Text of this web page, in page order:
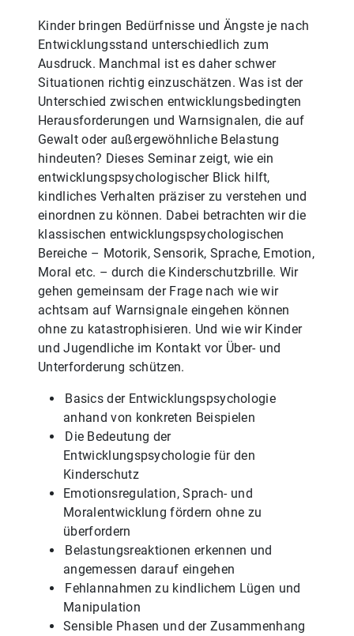
Kinder bringen Bedürfnisse und Ängste je nach
Entwicklungsstand unterschiedlich zum
Ausdruck. Manchmal ist es daher schwer
Situationen richtig einzuschätzen. Was ist der
Unterschied zwischen entwicklungsbedingten
Herausforderungen und Warnsignalen, die auf
Gewalt oder außergewöhnliche Belastung
hindeuten? Dieses Seminar zeigt, wie ein
entwicklungspsychologischer Blick hilft,
kindliches Verhalten präziser zu verstehen und
einordnen zu können. Dabei betrachten wir die
klassischen entwicklungspsychologischen
Bereiche – Motorik, Sensorik, Sprache, Emotion,
Moral etc. – durch die Kinderschutzbrille. Wir
gehen gemeinsam der Frage nach wie wir
achtsam auf Warnsignale eingehen können
ohne zu katastrophisieren. Und wie wir Kinder
und Jugendliche im Kontakt vor Über- und
Unterforderung schützen.
Basics der Entwicklungspsychologie
anhand von konkreten Beispielen
Die Bedeutung der
Entwicklungspsychologie für den
Kinderschutz
Emotionsregulation, Sprach- und
Moralentwicklung fördern ohne zu
überfordern
Belastungsreaktionen erkennen und
angemessen darauf eingehen
Fehlannahmen zu kindlichem Lügen und
Manipulation
Sensible Phasen und der Zusammenhang